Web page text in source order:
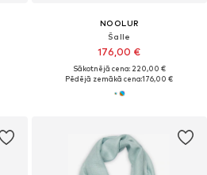
NOOLUR
Šalle
176,00 €
Sākotnējā cena: 220,00 €
Pēdējā zemākā cena:176,00 €